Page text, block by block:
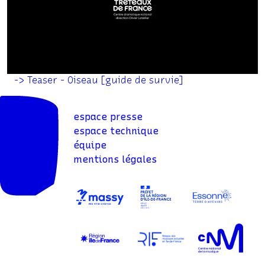
Collaboratrice artistiqueCamille Laouénan
Jonathan Salmon et Verdy Antsiou, Henri
(étudiant·es apprenti·es de l’Eracm)
Avec la complicitéd’Olivier Letellier
Concept originalCamille Laouénan et Olivier
Production : Tréteaux de France, Centre
Théâtre de la Manufacture – CDN
-> Teaser - Oiseau [guide de survie]
espace presse
espace technique
équipe
mentions légales